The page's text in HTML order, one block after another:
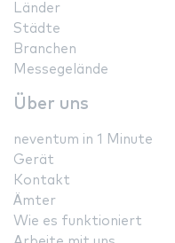
Länder
Städte
Branchen
Messegelände
Über uns
neventum in 1 Minute
Gerät
Kontakt
Ämter
Wie es funktioniert